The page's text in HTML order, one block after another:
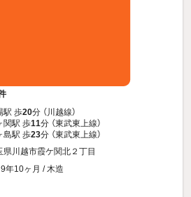
駅 歩20分 （川越線）
関駅 歩11分 （東武東上線）
島駅 歩23分 （東武東上線）
県川越市霞ケ関北２丁目
年10ヶ月 / 木造